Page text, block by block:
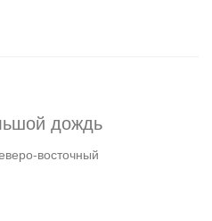
дождь
восточный